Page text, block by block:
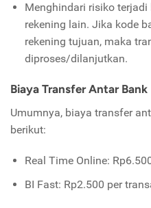
Menghindari risiko
rekening lain. Jika kode
rekening tujuan, maka
diproses/dilanjutkan.
Biaya Transfer Antar Bank
Umumnya, biaya transfer
berikut:
Real Time Online:
BI Fast: Rp2.500 per